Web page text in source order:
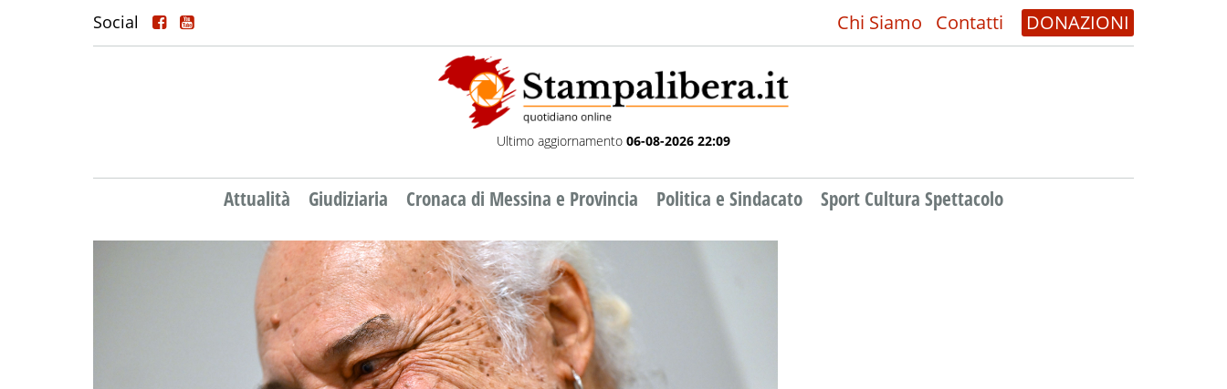
Social Chi Siamo Contatti DONAZIONI
Ultimo aggiornamento 06-08-2026 22:09
Attualità Giudiziaria Cronaca di Messina e Provincia Politica e Sindacato Sport Cultura Spettacolo